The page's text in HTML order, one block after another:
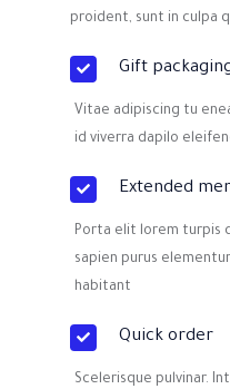
proident, sunt in culpa
Gift
Vitae adipiscing tu
id viverra dapilo
Extended
Porta elit lorem turpis
sapien purus
habitant
Quick order
Scelerisque pulvinar.